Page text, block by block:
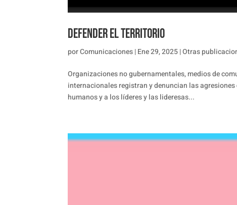
defender el territorio
porComunicaciones|Ene 29, 2025|Otras
Organizaciones no gubernamentales, medios de
internacionales registran y denuncian las
humanos y a los líderes y las lideresas...